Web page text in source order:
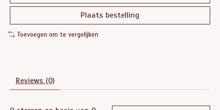
Plaats bestelling
Toevoegen om te vergelijken
Reviews (0)